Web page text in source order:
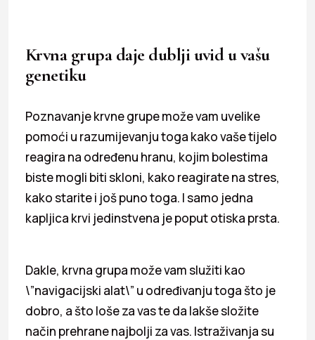
Krvna grupa daje dublji uvid u vašu
genetiku
Poznavanje krvne grupe može vam uvelike
pomoći u razumijevanju toga kako vaše tijelo
reagira na određenu hranu, kojim bolestima
biste mogli biti skloni, kako reagirate na stres,
kako starite i još puno toga. I samo jedna
kapljica krvi jedinstvena je poput otiska prsta.
Dakle, krvna grupa može vam služiti kao
\”navigacijski alat\” u određivanju toga što je
dobro, a što loše za vas te da lakše složite
način prehrane najbolji za vas. Istraživanja su